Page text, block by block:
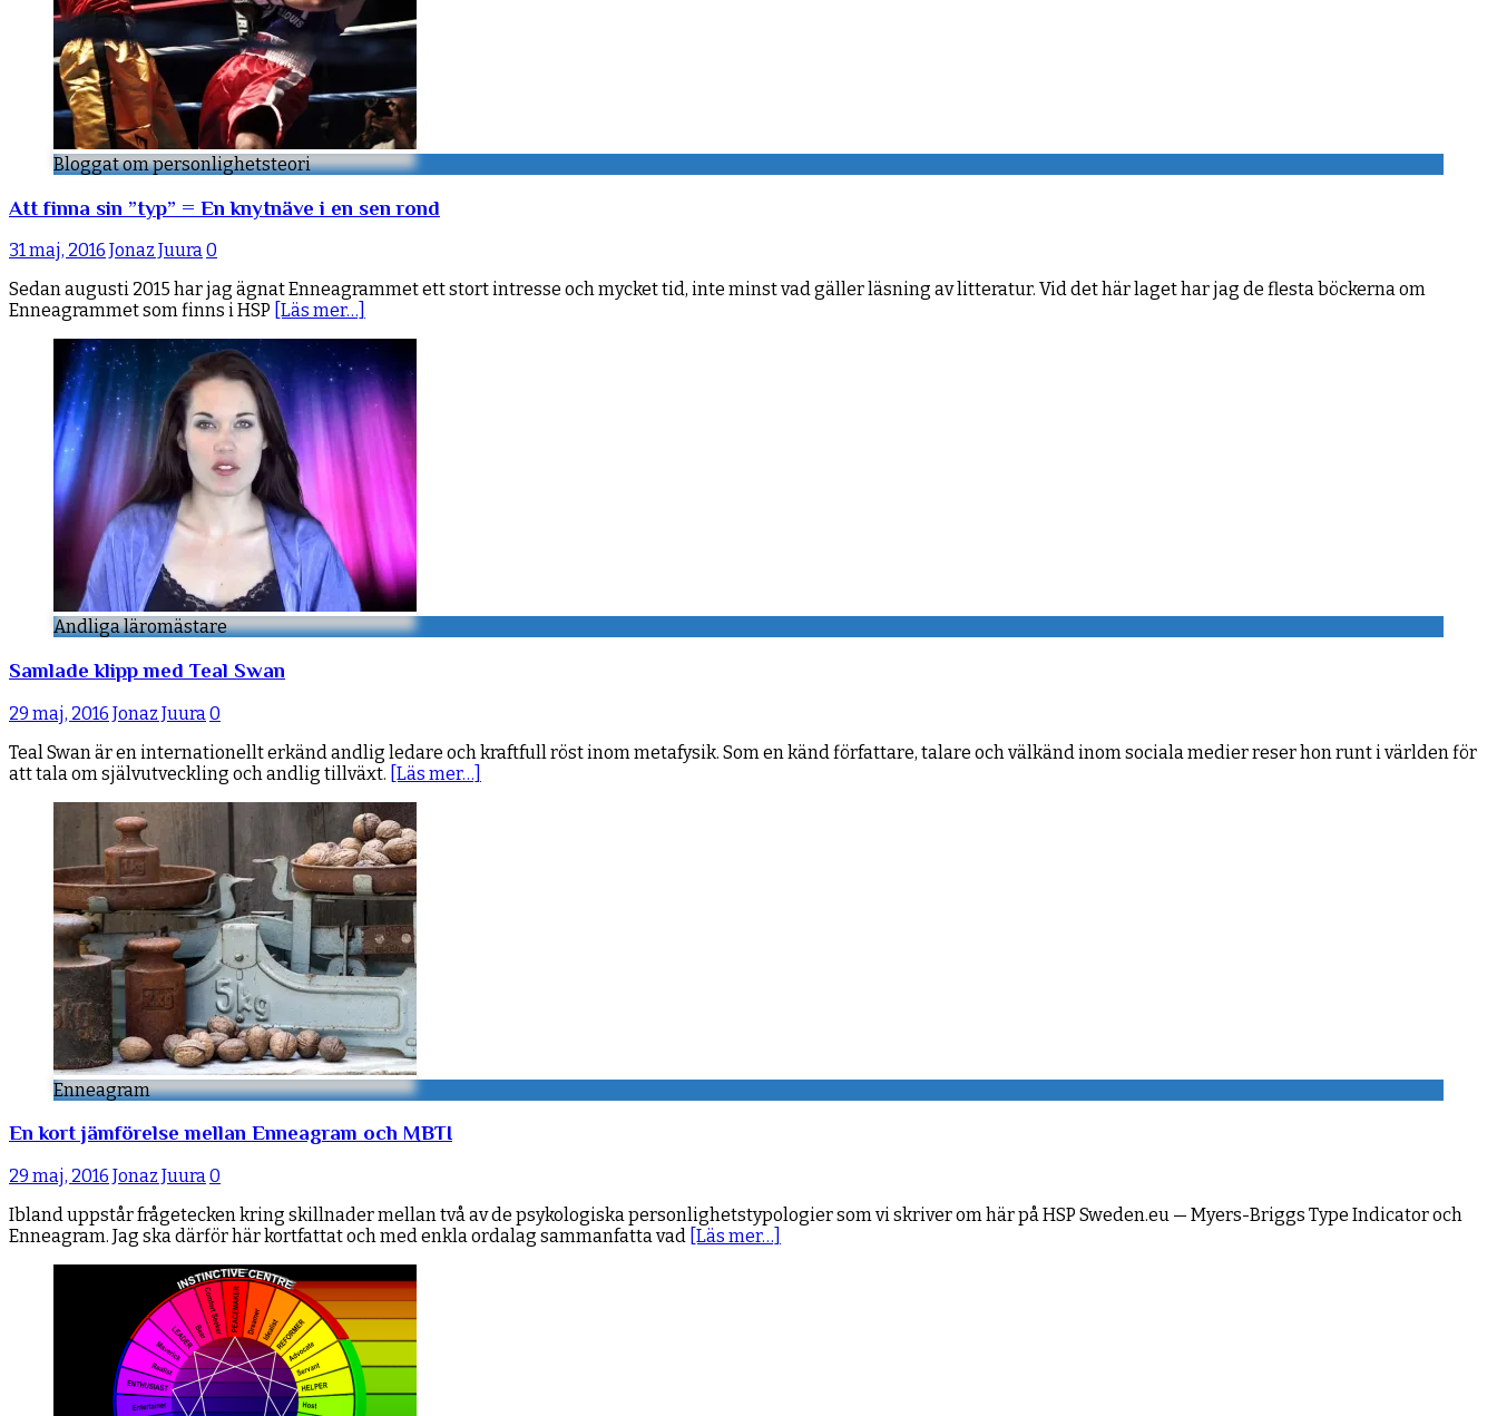
Bloggat om personlighetsteori
Att finna sin ”typ” = En knytnäve i en sen rond
31 maj, 2016 Jonaz Juura0
Sedan augusti 2015 har jag ägnat Enneagrammet ett stort intresse och mycket tid, inte minst vad gäller läsning av litteratur. Vid det här laget har jag de flesta böckerna om
Enneagrammet som finns i HSP [Läs mer…]
Andliga läromästare
Samlade klipp med Teal Swan
29 maj, 2016 Jonaz Juura 0
Teal Swan är en internationellt erkänd andlig ledare och kraftfull röst inom metafysik. Som en känd författare, talare och välkänd inom sociala medier reser hon runt i världen för
att tala om självutveckling och andlig tillväxt. [Läs mer…]
Enneagram
En kort jämförelse mellan Enneagram och MBTI
29 maj, 2016 Jonaz Juura0
Ibland uppstår frågetecken kring skillnader mellan två av de psykologiska personlighetstypologier som vi skriver om här på HSP Sweden.eu — Myers-Briggs Type Indicator och
Enneagram. Jag ska därför här kortfattat och med enkla ordalag sammanfatta vad [Läs mer…]